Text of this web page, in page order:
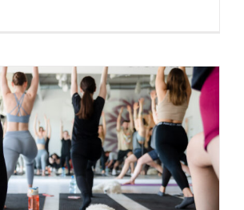
czyli joga ze szczeniakami w
każdy weekend u nas!
Joga Na macie Studio